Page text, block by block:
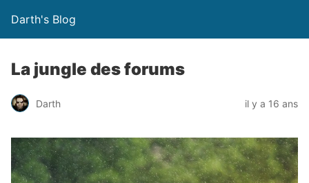
Darth's Blog
La jungle des forums
Darth il y a 16 ans